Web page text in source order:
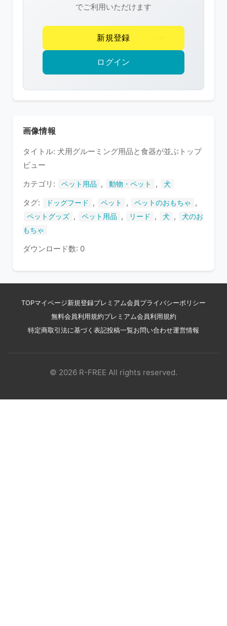
FREE
作
権
護
い
す
でご利用いただけます
新規登録
ログイン
画像情報
タイトル: 犬用グルーミング用品と食器が並ぶトップ
ビュー
カテゴリ:
ペット用品 , 動物・ペット , 犬
タグ: ドッグフード , ペット , ペットのおもちゃ ,
ペットグッズ , ペット用品 , リード , 犬 ,
犬のお
もちゃ
ダウンロード数: 0
TOPマイページ新規登録プレミアム会員 プライバシーポリシー
無料会員利用規約プレミアム会員利用規約
特定商取引法に基づく表記投稿一覧お問い合わせ運営情報
© 2026 R-FREE All rights reserved.